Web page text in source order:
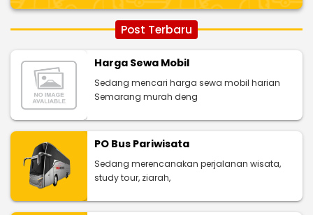
Post Terbaru
Harga Sewa Mobil
Sedang mencari harga sewa mobil harian
Semarang murah deng
PO Bus Pariwisata
Sedang merencanakan perjalanan wisata,
study tour, ziarah,